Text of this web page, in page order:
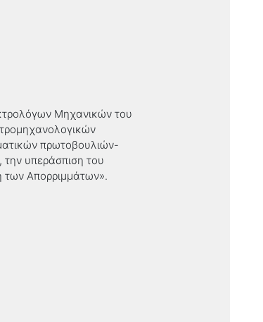
Μηχανικών του
πρωτοβουλιών-
την υπεράσπιση του
των Απορριμμάτων».